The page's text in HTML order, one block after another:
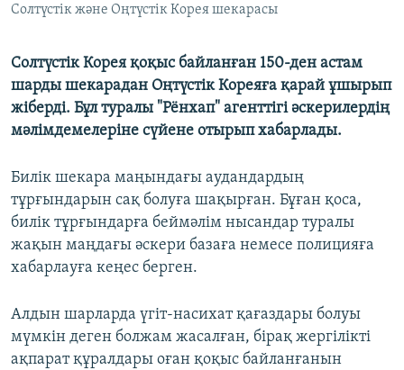
Солтүстік және Оңтүстік Корея шекарасы
Солтүстік Корея қоқыс байланған 150-ден астам
шарды шекарадан Оңтүстік Кореяға қарай ұшырып
жіберді. Бұл туралы "Рёнхап" агенттігі әскерилердің
мәлімдемелеріне сүйене отырып хабарлады.
Билік шекара маңындағы аудандардың
тұрғындарын сақ болуға шақырған. Бұған қоса,
билік тұрғындарға беймәлім нысандар туралы
жақын маңдағы әскери базаға немесе полицияға
хабарлауға кеңес берген.
Алдын шарларда үгіт-насихат қағаздары болуы
мүмкін деген болжам жасалған, бірақ жергілікті
ақпарат құралдары оған қоқыс байланғанын